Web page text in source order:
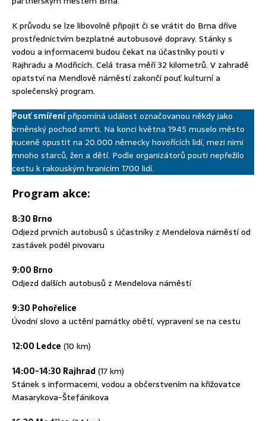
K průvodu se lze libovolně připojit či se vrátit do Brna dříve
prostřednictvím bezplatné autobusové dopravy. Stánky s
vodou a informacemi budou čekat na účastníky pouti v
Rajhradu a Modřicích. Celá trasa měří 32 kilometrů. V zahradě
opatství na Mendlově náměstí zakončí pouť kulturní a
společenský program.
Pouť smířenípřipomíná událost označovanou někdy jako
brněnský pochod smrti. Na konci května 1945 muselo město
nuceně opustit na 20.000 německy hovořících lidí, mezi nimi
mnoho starců, žen a dětí. Podle organizátorů pouti nepřežilo
cestu k rakouským hranicím 1700 lidí.
Program akce:
8:30 Brno
Odjezd prvních autobusů s účastníky z Mendelova náměstí od
zastávek podél pivovaru
9:00 Brno
Odjezd dalších autobusů z Mendelova náměstí
9:30 Pohořelice
Úvodní slovo a uctění památky obětí, vypravení se na cestu
12:00 Ledce (10 km)
14:00-14:30 Rajhrad(17 km)
Stánek s informacemi, vodou a občerstvením na křižovatce
Masarykova-Štefánikova